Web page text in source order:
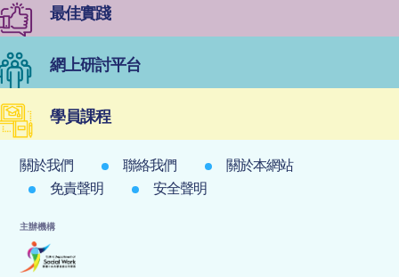
最佳實踐
網上研討平台
學員課程
關於我們 聯絡我們
關於本網站
免責聲明
安全聲明
主辦機構